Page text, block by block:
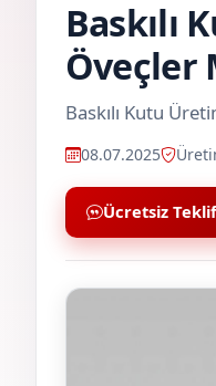
Baskılı
Öveçler
Baskılı Kutu
08.07.2025
Ücretsiz